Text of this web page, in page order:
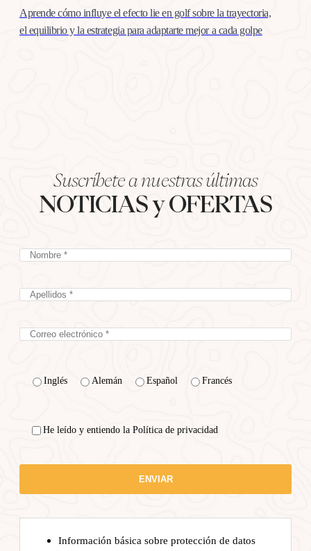
Aprende cómo influye el efecto lie en golf sobre la trayectoria,
el equilibrio y la estrategia para adaptarte mejor a cada golpe
Suscríbete a nuestras últimas
NOTICIAS y OFERTAS
Inglés Alemán Español Francés
He leído y entiendo la Política de privacidad
Información básica sobre protección de datos